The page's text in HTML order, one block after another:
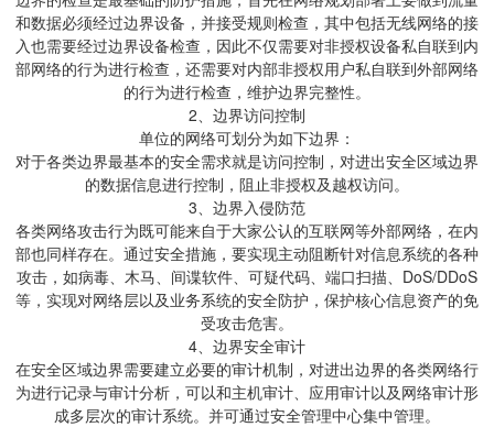
和数据必须经过边界设备，并接受规则检查，其中包括无线网络的接
入也需要经过边界设备检查，因此不仅需要对非授权设备私自联到内
部网络的行为进行检查，还需要对内部非授权用户私自联到外部网络
的行为进行检查，维护边界完整性。
2、边界访问控制
单位的网络可划分为如下边界：
对于各类边界最基本的安全需求就是访问控制，对进出安全区域边界
的数据信息进行控制，阻止非授权及越权访问。
3、边界入侵防范
各类网络攻击行为既可能来自于大家公认的互联网等外部网络，在内
部也同样存在。通过安全措施，要实现主动阻断针对信息系统的各种
攻击，如病毒、木马、间谍软件、可疑代码、端口扫描、DoS/DDoS
等，实现对网络层以及业务系统的安全防护，保护核心信息资产的免
受攻击危害。
4、边界安全审计
在安全区域边界需要建立必要的审计机制，对进出边界的各类网络行
为进行记录与审计分析，可以和主机审计、应用审计以及网络审计形
成多层次的审计系统。并可通过安全管理中心集中管理。